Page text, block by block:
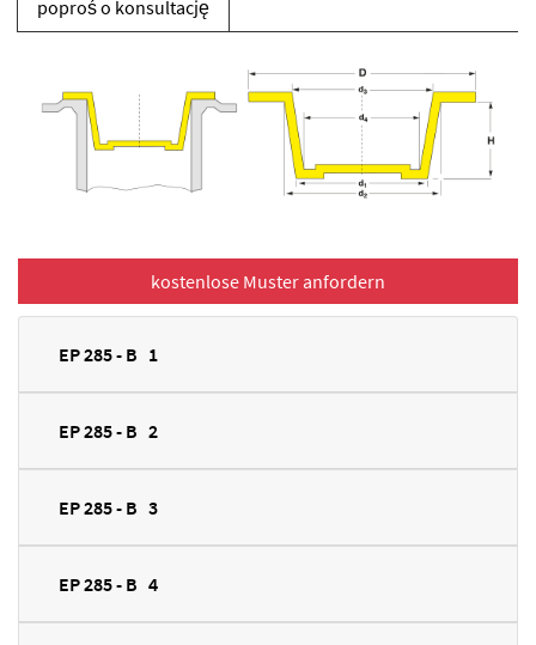
poproś o konsultację
EP 285 - B 1
EP 285 - B 2
EP 285 - B 3
EP 285 - B 4